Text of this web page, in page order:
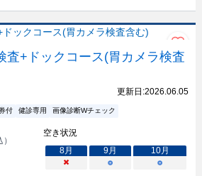
査+ドックコース(胃カメラ検査
更新日:2026.06.05
付 健診専用 画像診断Wチェック
空き状況
8月 9月 10月
×
○ ○